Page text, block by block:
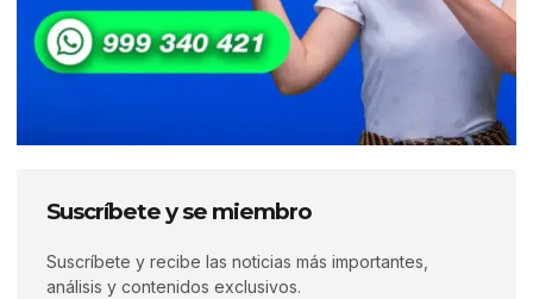
Suscríbete y se miembro
Suscríbete y recibe las noticias más importantes,
análisis y contenidos exclusivos.